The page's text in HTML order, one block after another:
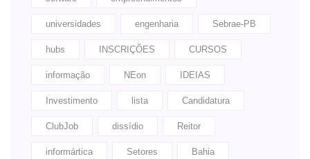
universidades engenharia Sebrae-PB
hubs INSCRIÇÕES CURSOS
informação NEon IDEIAS
Investimento lista Candidatura
ClubJob dissídio Reitor
informártica Setores Bahia